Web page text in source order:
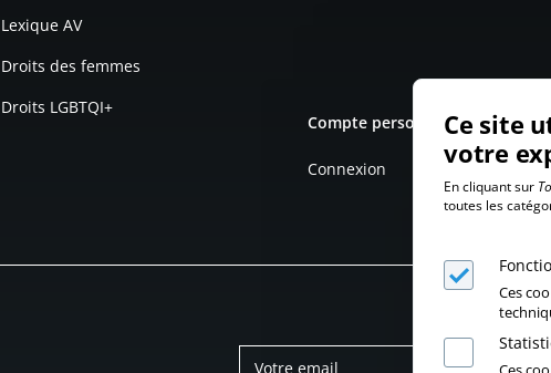
Lexique AV
Droits des femmes
Droits LGBTQI+
Compte personnel
Connexion
Ce site
votre
En cliquant sur
toutes les
Ces